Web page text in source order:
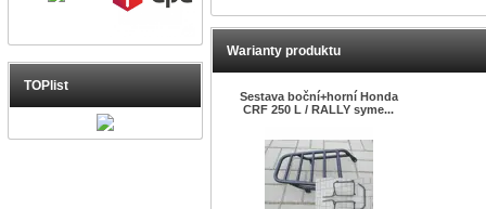
TOPlist
Warianty produktu
Sestava boční+horní Honda
CRF 250 L / RALLY syme...